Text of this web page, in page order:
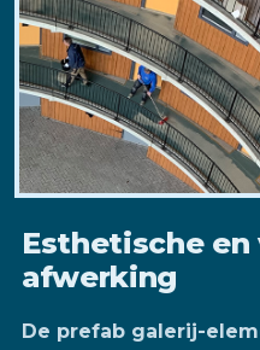
Esthetische
afwerking
De prefab galerij-